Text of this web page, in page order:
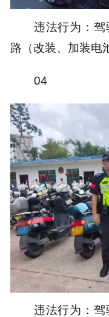
违法行为：
路（改装、加装电
04
违法行为：